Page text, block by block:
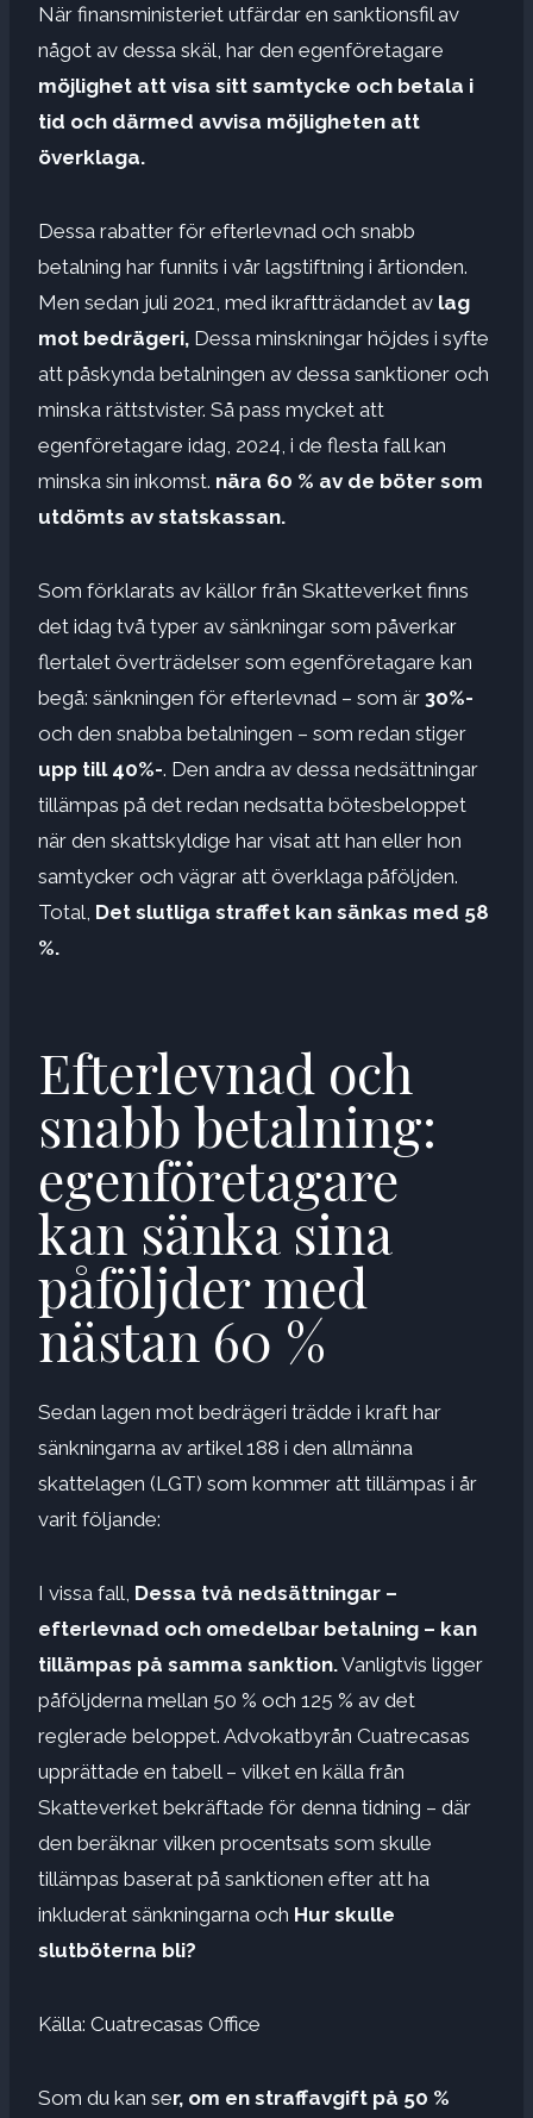
När finansministeriet utfärdar en sanktionsfil av
något av dessa skäl, har den egenföretagare
möjlighet att visa sitt samtycke och betala i
tid och därmed avvisa möjligheten att
överklaga.
Dessa rabatter för efterlevnad och snabb
betalning har funnits i vår lagstiftning i årtionden.
Men sedan juli 2021, med ikraftträdandet av lag
mot bedrägeri, Dessa minskningar höjdes i syfte
att påskynda betalningen av dessa sanktioner och
minska rättstvister. Så pass mycket att
egenföretagare idag, 2024, i de flesta fall kan
minska sin inkomst. nära 60 % av de böter som
utdömts av statskassan.
Som förklarats av källor från Skatteverket finns
det idag två typer av sänkningar som påverkar
flertalet överträdelser som egenföretagare kan
begå: sänkningen för efterlevnad – som är 30%-
och den snabba betalningen – som redan stiger
upp till 40%-. Den andra av dessa nedsättningar
tillämpas på det redan nedsatta bötesbeloppet
när den skattskyldige har visat att han eller hon
samtycker och vägrar att överklaga påföljden.
Total, Det slutliga straffet kan sänkas med 58
%.
Efterlevnad och
snabb betalning:
egenföretagare
kan sänka sina
påföljder med
nästan 60 %
Sedan lagen mot bedrägeri trädde i kraft har
sänkningarna av artikel 188 i den allmänna
skattelagen (LGT) som kommer att tillämpas i år
varit följande:
I vissa fall, Dessa två nedsättningar –
efterlevnad och omedelbar betalning – kan
tillämpas på samma sanktion.Vanligtvis ligger
påföljderna mellan 50 % och 125 % av det
reglerade beloppet. Advokatbyrån Cuatrecasas
upprättade en tabell – vilket en källa från
Skatteverket bekräftade för denna tidning – där
den beräknar vilken procentsats som skulle
tillämpas baserat på sanktionen efter att ha
inkluderat sänkningarna och Hur skulle
slutböterna bli?
Källa: Cuatrecasas Office
Som du kan ser, om en straffavgift på 50 %